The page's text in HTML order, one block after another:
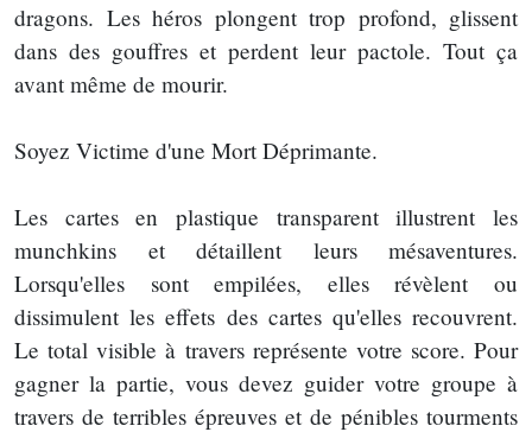
dragons. Les héros plongent trop profond, glissent
dans des gouffres et perdent leur pactole. Tout ça
avant même de mourir.
Soyez Victime d'une Mort Déprimante.
Les cartes en plastique transparent illustrent les
munchkins et détaillent leurs mésaventures.
Lorsqu'elles sont empilées, elles révèlent ou
dissimulent les effets des cartes qu'elles recouvrent.
Le total visible à travers représente votre score. Pour
gagner la partie, vous devez guider votre groupe à
travers de terribles épreuves et de pénibles tourments